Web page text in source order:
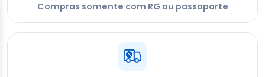
Compras somente com RG ou passaporte